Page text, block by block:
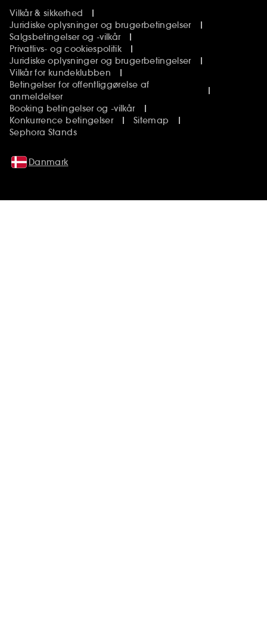
Vilkår & sikkerhed
Juridiske oplysninger og brugerbetingelser
Salgsbetingelser og -vilkår
Privatlivs- og cookiespolitik
Juridiske oplysninger og brugerbetingelser
Vilkår for kundeklubben
Betingelser for offentliggørelse af
anmeldelser
Booking betingelser og -vilkår
Konkurrence betingelser
Sitemap
Sephora Stands
Danmark